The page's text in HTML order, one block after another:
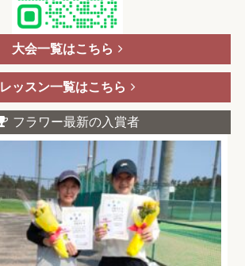
大会一覧はこちら
レッスン一覧はこちら
フラワー最新の入賞者